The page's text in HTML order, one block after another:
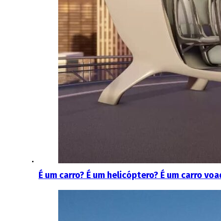
É um carro? É um helicóptero? É um carro